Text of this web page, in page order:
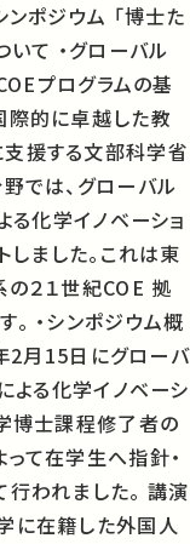
ポジウム 「博士た
いて ・グローバル
プログラムの基
際的に卓越した教
援する文部科学省
では、グローバル
る化学イノベーショ
ました。これは東
２１世紀COE 拠
・シンポジウム概
2月15日にグローバ
よる化学イノベーシ
博士課程修了者の
て在学生へ指針・
われました。 講演
に在籍した外国人